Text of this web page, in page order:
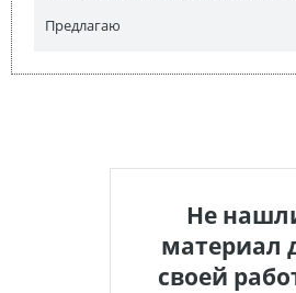
Предлагаю
Не
материал
своей